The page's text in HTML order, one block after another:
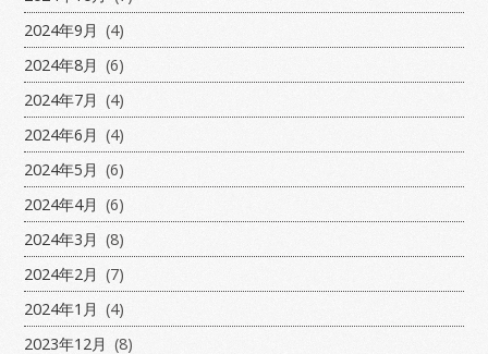
2024年9月 (4)
2024年8月 (6)
2024年7月 (4)
2024年6月 (4)
2024年5月 (6)
2024年4月 (6)
2024年3月 (8)
2024年2月 (7)
2024年1月 (4)
2023年12月 (8)